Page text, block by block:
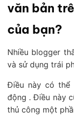
văn bản
của bạn?
Nhiều blogger
và sử dụng trái
Điều này có thể
động . Điều này
thủ công một